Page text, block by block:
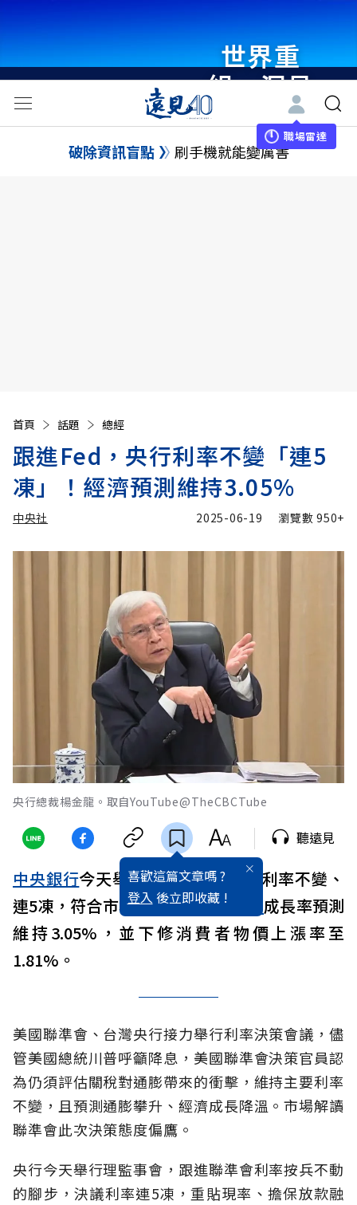
世界重
組・洞見
未來 與
世界領袖
職場雷達
破除資訊盲點 刷手機就能變厲害
首頁 話題 總經
跟進Fed，央行利率不變「連5
凍」！經濟預測維持3.05%
中央社 2025-06-19 瀏覽數950+
央行總裁楊金龍。取自YouTube@TheCBCTube
喜歡這篇文章嗎 ?
登入 後立即收藏 !
聽遠見
中央銀行今天舉行理監事會，決議利率不變、
連5凍，符合市場預期，對今年
經濟成長率預測
維持3.05%，並下修消費者物價上漲率至
1.81%。
美國聯準會、台灣央行接力舉行利率決策會議，儘
管美國總統川普呼籲降息，美國聯準會決策官員認
為仍須評估關稅對通膨帶來的衝擊，維持主要利率
不變，且預測通膨攀升、經濟成長降溫。市場解讀
聯準會此次決策態度偏鷹。
央行今天舉行理監事會，跟進聯準會利率按兵不動
的腳步，決議利率連5凍，重貼現率、擔保放款融